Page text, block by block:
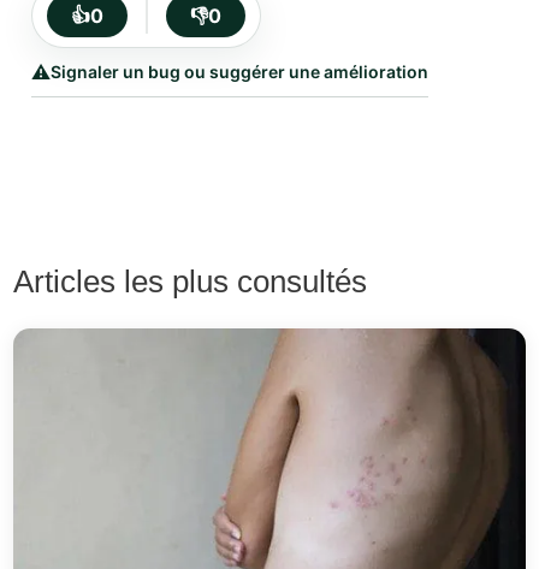
👍0 👎0
⚠️Signaler un bug ou suggérer une amélioration
Articles les plus consultés